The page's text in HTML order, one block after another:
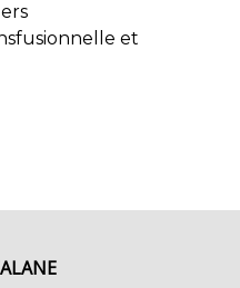
et